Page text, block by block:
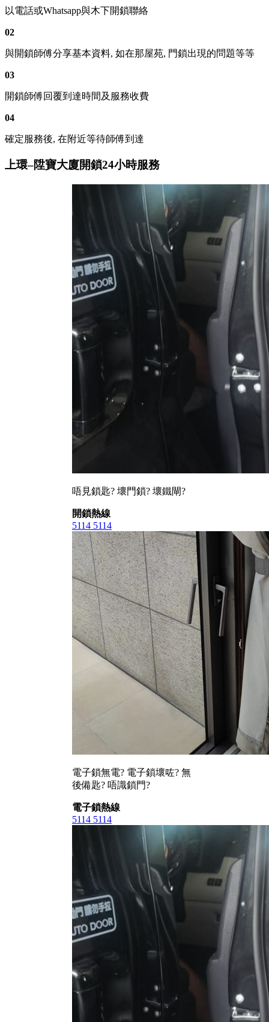
以電話或Whatsapp與木下開鎖聯絡
02
與開鎖師傅分享基本資料, 如在那屋苑, 門鎖出現的問題等等
03
開鎖師傅回覆到達時間及服務收費
04
確定服務後, 在附近等待師傅到達
上環–陞寶大廈開鎖24小時服務
唔見鎖匙? 壞門鎖? 壞鐵閘?
開鎖熱線
5114 5114
電子鎖無電? 電子鎖壞咗? 無
後備匙? 唔識鎖門?
電子鎖熱線
5114 5114